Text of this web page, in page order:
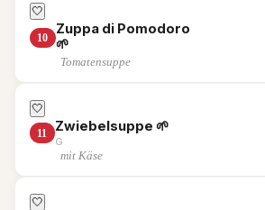
🤍
10
Zuppa di Pomodoro
🌱
Tomatensuppe
🤍
11 Zwiebelsuppe 🌱
G
mit Käse
🤍